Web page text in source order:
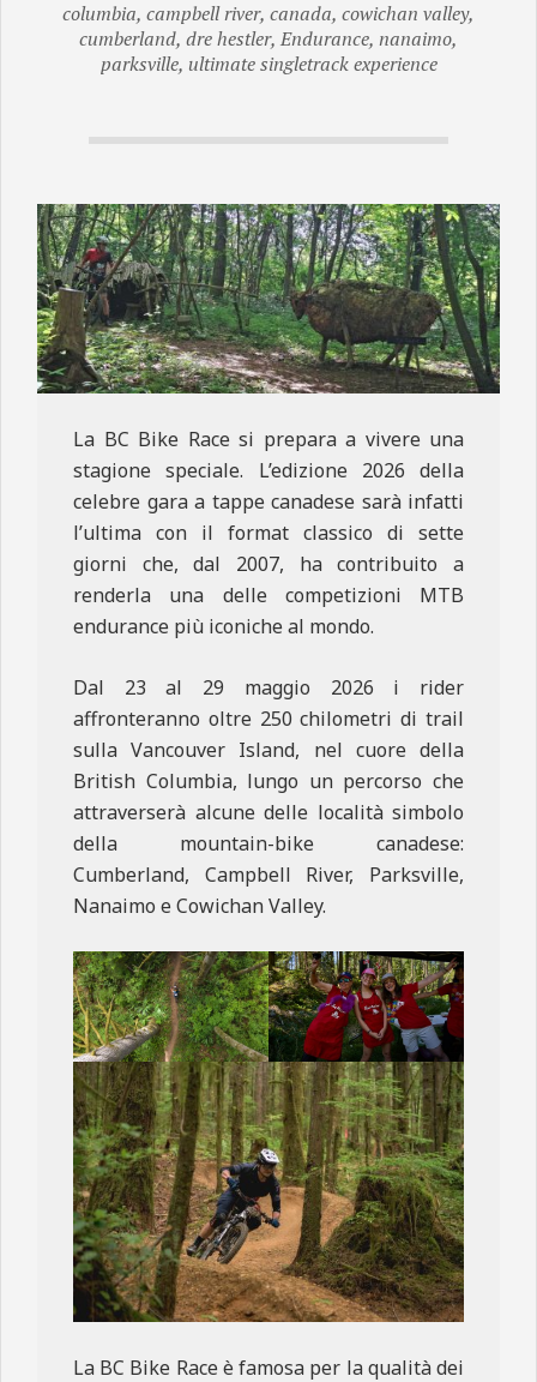
columbia, campbell river, canada, cowichan valley,
cumberland, dre hestler, Endurance, nanaimo,
parksville, ultimate singletrack experience
La BC Bike Race si prepara a vivere una
stagione speciale. L’edizione 2026 della
celebre gara a tappe canadese sarà infatti
l’ultima con il format classico di sette
giorni che, dal 2007, ha contribuito a
renderla una delle competizioni MTB
endurance più iconiche al mondo.
Dal 23 al 29 maggio 2026 i rider
affronteranno oltre 250 chilometri di trail
sulla Vancouver Island, nel cuore della
British Columbia, lungo un percorso che
attraverserà alcune delle località simbolo
della mountain-bike canadese:
Cumberland, Campbell River, Parksville,
Nanaimo e Cowichan Valley.
La BC Bike Race è famosa per la qualità dei